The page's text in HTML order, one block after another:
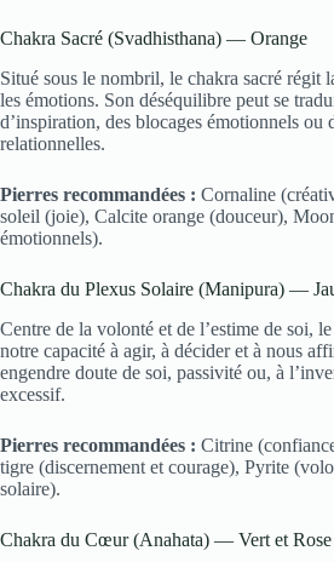
Chakra Sacré (Svadhisthana) — Orange
Situé sous le nombril, le chakra sacré régit
les émotions. Son déséquilibre peut se
d’inspiration, des blocages émotionnels ou
relationnelles.
Pierres recommandées : Cornaline
soleil (joie), Calcite orange (douceur),
émotionnels).
Chakra du Plexus Solaire (Manipura) —
Centre de la volonté et de l’estime de soi,
notre capacité à agir, à décider et à nous
engendre doute de soi, passivité ou, à
excessif.
Pierres recommandées : Citrine
tigre (discernement et courage), Pyrite
solaire).
Chakra du Cœur (Anahata) — Vert et Rose